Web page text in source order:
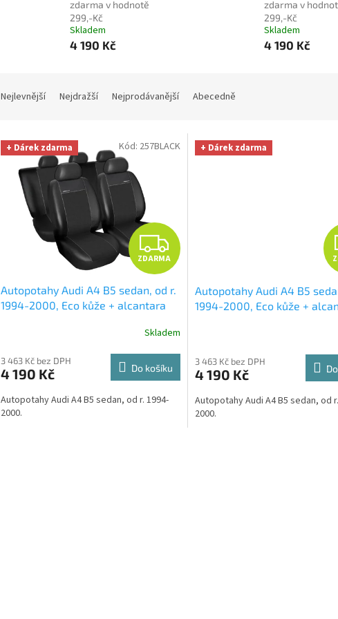
zdarma v hodnotě
299,-Kč
Skladem
4 190 Kč
zdarma v
299,-Kč
Skladem
4 190 Kč
n
Nejlevnější Nejdražší Nejprodávanější Abecedně
V + Dárek zdarma
Z
D
A
R
M
A
ZDARMA
Autopotahy Audi A4 B5 sedan, od r.
1994-2000, Eco kůže + alcantara
mikrovlákna velká Smart Microfiber
zdarma v hodnotě 299,-Kč
Skladem
3 463 Kč bez DPH
4 190 Kč Do košíku
Autopotahy Audi A4 B5 sedan, od r. 1994-
2000.
Kód: 257BLACK + Dárek zdarma
Autopotahy Audi A4 B5
1994-2000, Eco kůže +
mikrovlákna velká Smart
3 463 Kč bez DPH
4 190 Kč
Autopotahy Audi A4 B5 sedan, od
2000.